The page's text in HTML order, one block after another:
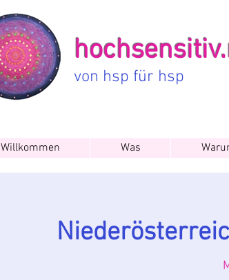
von hsp für hsp
Willkommen Was